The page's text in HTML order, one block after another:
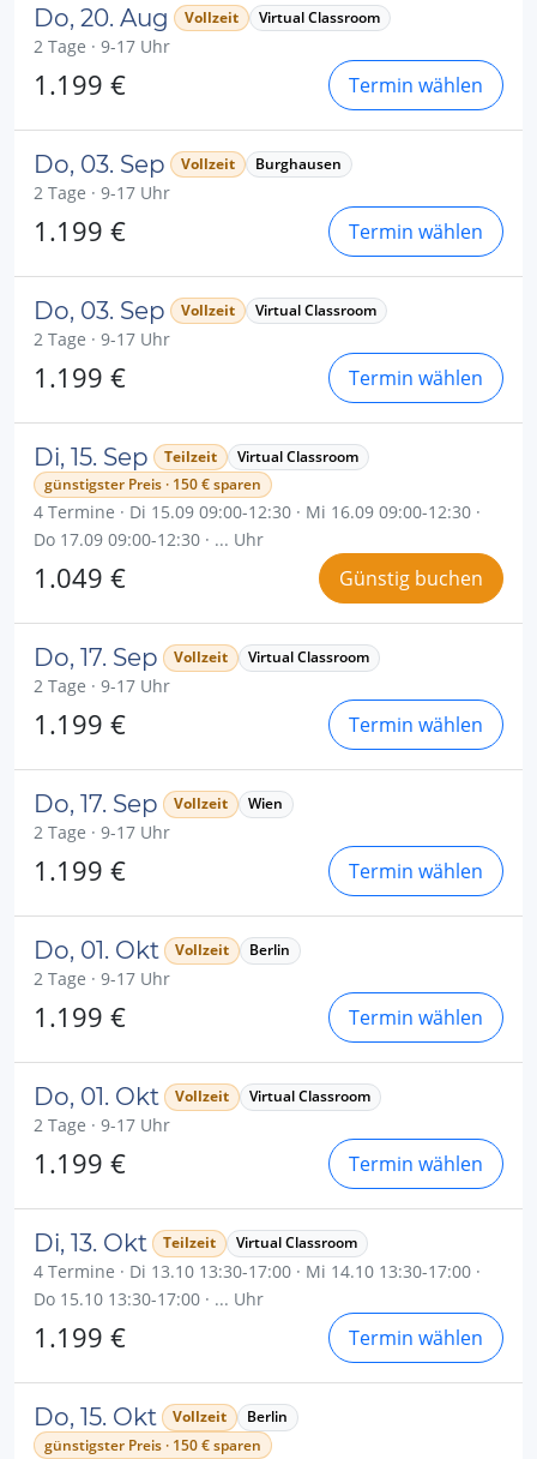
Do, 20. Aug Vollzeit Virtual Classroom
2 Tage · 9-17 Uhr
1.199 € Termin wählen
Do, 03. Sep Vollzeit Burghausen
2 Tage · 9-17 Uhr
1.199 € Termin wählen
Do, 03. Sep Vollzeit Virtual Classroom
2 Tage · 9-17 Uhr
1.199 € Termin wählen
Di, 15. Sep Teilzeit
Virtual Classroom
günstigster Preis · 150 € sparen
4 Termine · Di 15.09 09:00-12:30 · Mi 16.09 09:00-12:30 ·
Do 17.09 09:00-12:30 · ... Uhr
1.049 € Günstig buchen
Do, 17. Sep Vollzeit Virtual Classroom
2 Tage · 9-17 Uhr
1.199 € Termin wählen
Do, 17. Sep Vollzeit Wien
2 Tage · 9-17 Uhr
1.199 € Termin wählen
Do, 01. Okt Vollzeit Berlin
2 Tage · 9-17 Uhr
1.199 € Termin wählen
Do, 01. Okt Vollzeit Virtual Classroom
2 Tage · 9-17 Uhr
1.199 € Termin wählen
Di, 13. Okt Teilzeit Virtual Classroom
4 Termine · Di 13.10 13:30-17:00 · Mi 14.10 13:30-17:00 ·
Do 15.10 13:30-17:00 · ... Uhr
1.199 € Termin wählen
Do, 15. Okt Vollzeit
Berlin
günstigster Preis · 150 € sparen